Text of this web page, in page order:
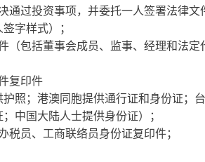
通过投资事项，并委托一人签署法律文
字样式）；
（包括董事会成员、监事、经理和法定
复印件
护照；港澳同胞提供通行证和身份证；
中国大陆人士提供身份证）；
税员、工商联络员身份证复印件；